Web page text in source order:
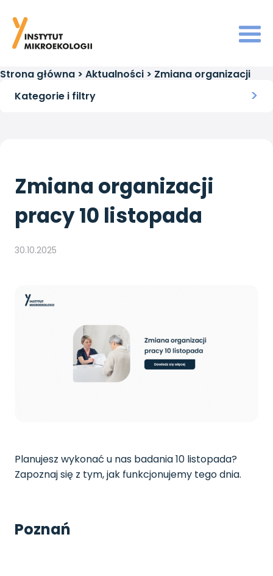
Strona główna > Aktualności > Zmiana organizacji
pracy 10 listopada
Kategorie i filtry
Zmiana organizacji
pracy 10 listopada
30.10.2025
Planujesz wykonać u nas badania 10 listopada?
Zapoznaj się z tym, jak funkcjonujemy tego dnia.
Poznań